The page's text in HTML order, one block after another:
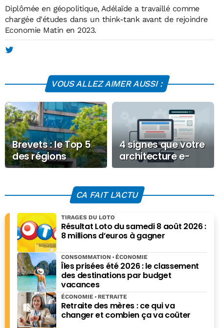
Diplômée en géopolitique, Adélaïde a travaillé comme
chargée d'études dans un think-tank avant de rejoindre
Economie Matin en 2023.
VOUS ALLEZ AIMER AUSSI :
Brevets : le Top 5
des régions
françaises les plus
4 signes que votre
architecture e-
commerce B2B
croissance
CA FAIT L'ACTU
Résultat Loto du samedi 8 août 2026 :
8 millions d’euros à gagner
TIRAGES DU LOTO
Îles prisées été 2026 : le classement
des destinations par budget
vacances
CONSOMMATION ÉCONOMIE
Retraite des mères : ce qui va
changer et combien ça va coûter
ÉCONOMIE RETRAITE